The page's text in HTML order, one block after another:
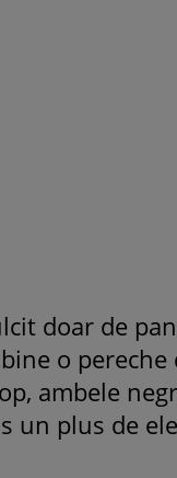
doar de
o pereche
ambele
un plus de